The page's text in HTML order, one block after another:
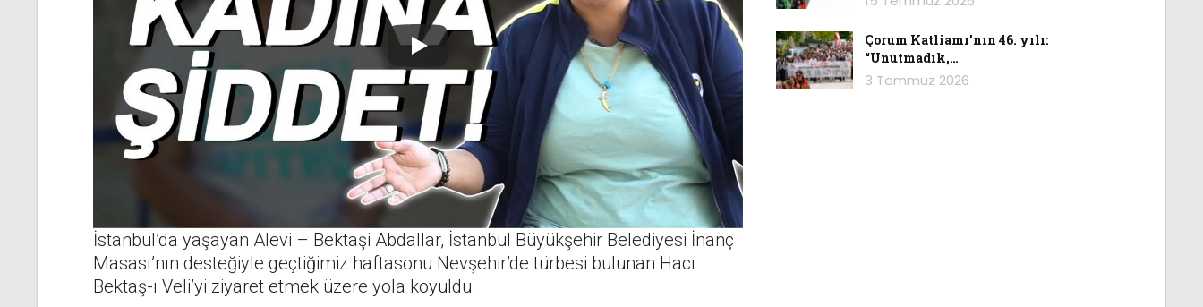
İstanbul’da yaşayan Alevi – Bektaşi Abdallar, İstanbul Büyükşehir Belediyesi İnanç
Masası’nın desteğiyle geçtiğimiz haftasonu Nevşehir’de türbesi bulunan Hacı
Bektaş-ı Veli’yi ziyaret etmek üzere yola koyuldu.
Çorum Katliamı’nın 46. yılı:
“Unutmadık,…
3 Temmuz 2026